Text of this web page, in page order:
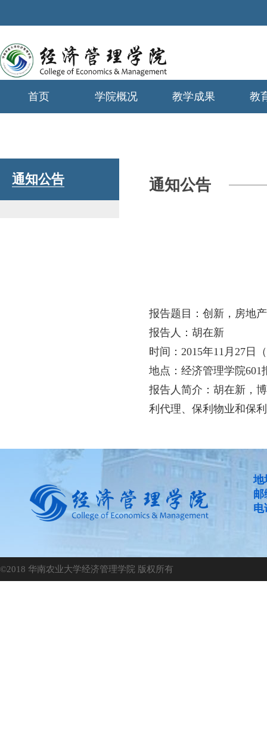
首页 学院概况 教学成果 教
通知公告 通知公告
报告题目：创新，房地
报告人：胡在新
时间：2015年11月27日
地点：经济管理学院601
报告人简介：胡在新，
利代理、保利物业和保
地
邮
电
©2018 华南农业大学经济管理学院 版权所有